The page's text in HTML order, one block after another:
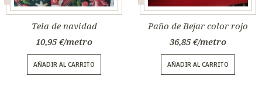
Tela de navidad
10,95€
AÑADIR AL CARRITO
Paño de Bejar color rojo
36,85€
AÑADIR AL CARRITO